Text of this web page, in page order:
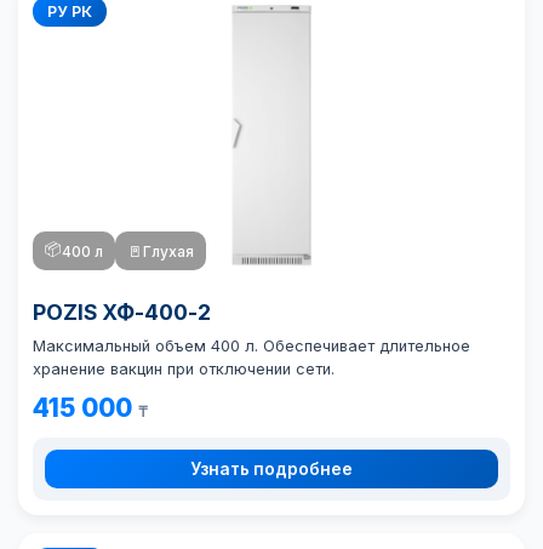
РУ РК
📦400 л 🚪 Глухая
POZIS ХФ-400-2
Максимальный объем 400 л. Обеспечивает длительное
хранение вакцин при отключении сети.
415 000 ₸
Узнать подробнее